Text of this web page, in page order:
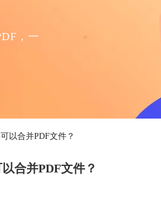
，一
以合并PDF文件？
合并PDF文件？